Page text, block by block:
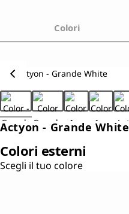
Colori
Colori esterni
Scegli il tuo colore
Actyon - Grande White